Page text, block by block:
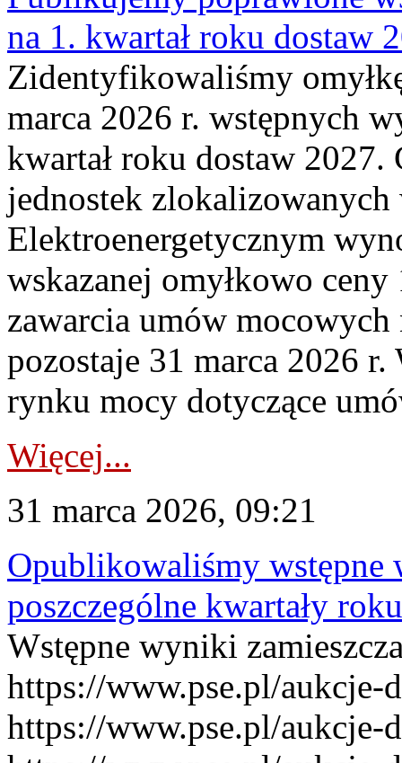
na 1. kwartał roku dostaw
Zidentyfikowaliśmy
marca 2026 r. wstępnych
kwartał roku dostaw
jednostek
Elektroenergetycznym
wskazanej omyłkowo
zawarcia umów
pozostaje 31 marca 2026
rynku mocy dotyczące
Więcej...
31 marca 2026, 09:21
Opublikowaliśmy
poszczególne kwartały
Wstępne wyniki
https://www.pse.pl/aukcje-
https://www.pse.pl/aukcje-